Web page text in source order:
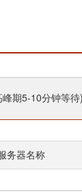
期5-10分钟等
务器名称